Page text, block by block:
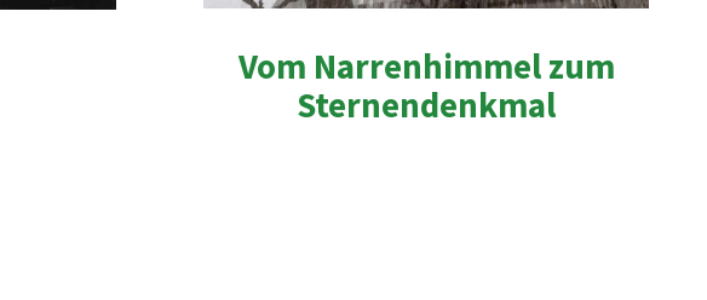
Vom Narrenhimmel zum
Sternendenkmal